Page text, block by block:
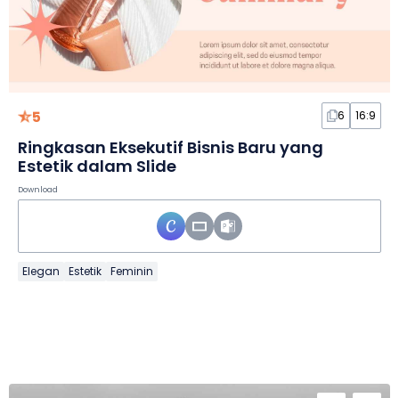
5 6 16:9
Ringkasan Eksekutif Bisnis Baru yang
Estetik dalam Slide
Download
Elegan Estetik Feminin